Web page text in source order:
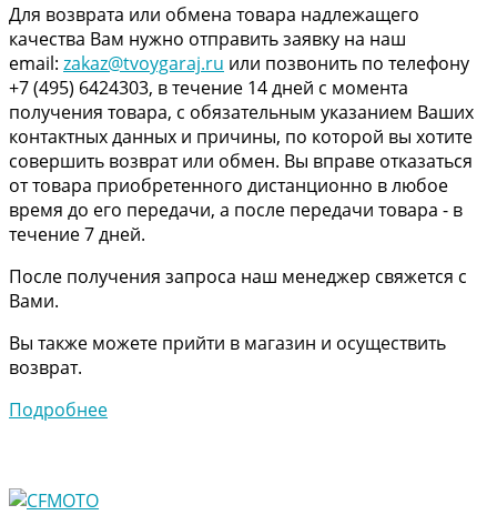
Для возврата или обмена товара надлежащего
качества Вам нужно отправить заявку на наш
email: zakaz@tvoygaraj.ru или позвонить по телефону
+7 (495) 6424303, в течение 14 дней с момента
получения товара, с обязательным указанием Ваших
контактных данных и причины, по которой вы хотите
совершить возврат или обмен. Вы вправе отказаться
от товара приобретенного дистанционно в любое
время до его передачи, а после передачи товара - в
течение 7 дней.
После получения запроса наш менеджер свяжется с
Вами.
Вы также можете прийти в магазин и осуществить
возврат.
Подробнее